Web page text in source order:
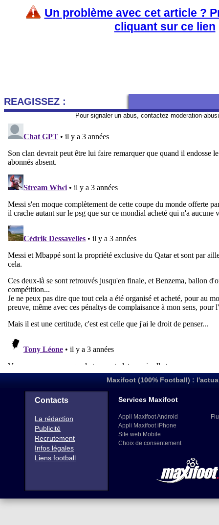
Un problème avec cet article ?
cliquant sur ce lien
REAGISSEZ :
Pour signaler un abus, contactez moderation-
Maxifoot (100% Football) :
Contacts
La rédaction
Publicité
Recrutement
Infos légales
Liens football
Services Maxifoot
Appli Maxifoot Android
Appli Maxifoot iPhone
Site web Mobile
Choix de consentement